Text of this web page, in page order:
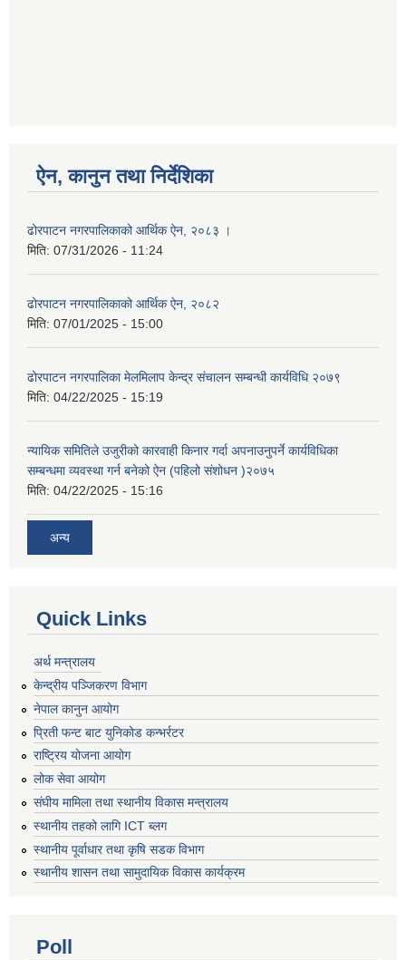
ऐन, कानुन तथा निर्देशिका
ढोरपाटन नगरपालिकाको आर्थिक ऐन, २०८३ ।
मिति: 07/31/2026 - 11:24
ढोरपाटन नगरपालिकाको आर्थिक ऐन, २०८२
मिति: 07/01/2025 - 15:00
ढोरपाटन नगरपालिका मेलमिलाप केन्द्र संचालन सम्बन्धी कार्यविधि २०७९
मिति: 04/22/2025 - 15:19
न्यायिक समितिले उजुरीको कारवाही किनार गर्दा अपनाउनुपर्ने कार्यविधिका
सम्बन्धमा व्यवस्था गर्न बनेको ऐन (पहिलो संशोधन )२०७५
मिति: 04/22/2025 - 15:16
अन्य
Quick Links
अर्थ मन्त्रालय
केन्द्रीय पञ्जिकरण विभाग
नेपाल कानुन आयोग
प्रिती फन्ट बाट युनिकोड कन्भर्रटर
राष्ट्रिय योजना आयोग
लोक सेवा आयोग
संघीय मामिला तथा स्थानीय विकास मन्त्रालय
स्थानीय तहको लागि ICT ब्लग
स्थानीय पूर्वाधार तथा कृषि सडक विभाग
स्थानीय शासन तथा सामुदायिक विकास कार्यक्रम
Poll